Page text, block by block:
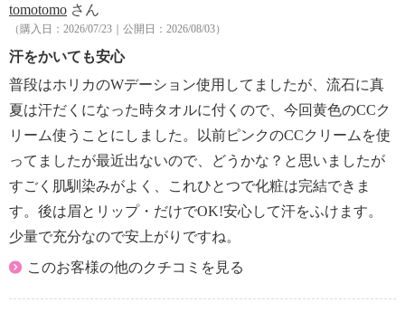
tomotomo さん
（購入日：2026/07/23｜公開日：2026/08/03）
汗をかいても安心
普段はホリカのWデーション使用してましたが、流石に真
夏は汗だくになった時タオルに付くので、今回黄色のCCク
リーム使うことにしました。以前ピンクのCCクリームを使
ってましたが最近出ないので、どうかな？と思いましたが
すごく肌馴染みがよく、これひとつで化粧は完結できま
す。後は眉とリップ・だけでOK!安心して汗をふけます。
少量で充分なので安上がりですね。
このお客様の他のクチコミを見る